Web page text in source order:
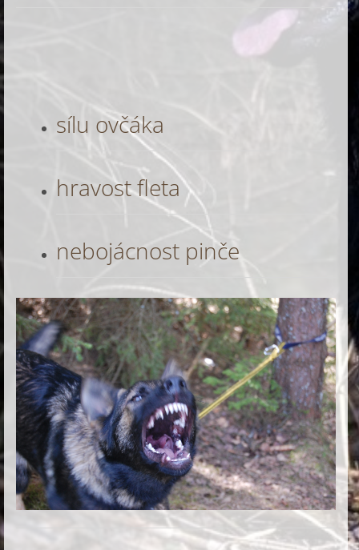
sílu ovčáka
hravost fleta
nebojácnost pinče